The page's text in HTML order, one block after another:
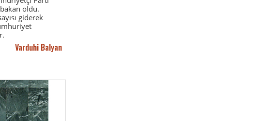
oldu.
giderek
Varduhi Balyan